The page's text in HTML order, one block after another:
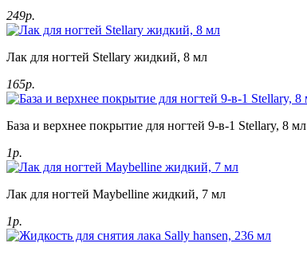
249р.
Лак для ногтей Stellary жидкий, 8 мл
165р.
База и верхнее покрытие для ногтей 9-в-1 Stellary, 8 мл
1р.
Лак для ногтей Maybelline жидкий, 7 мл
1р.